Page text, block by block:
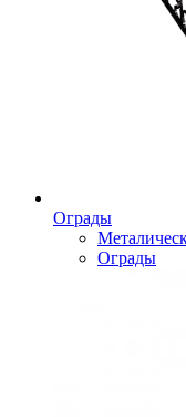
Ограды
Ограды